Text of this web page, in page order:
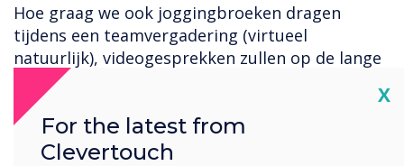
Hoe graag we ook joggingbroeken dragen
tijdens een teamvergadering (virtueel
natuurlijk), videogesprekken zullen op de lange
termijn nooit echte persoonlijke ontmoetingen
vervangen. We zijn sociale wezens die hunkeren
naar fysieke interactie en verbinding. Een
scherm kan dit niet helemaal repliceren.
X
For the latest from
Clevertouch